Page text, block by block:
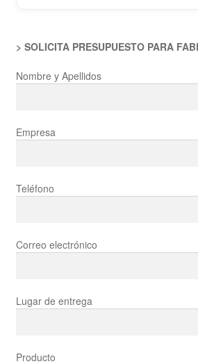
> SOLICITA PRESUPUESTO PARA
Nombre y Apellidos
Empresa
Teléfono
Correo electrónico
Lugar de entrega
Producto